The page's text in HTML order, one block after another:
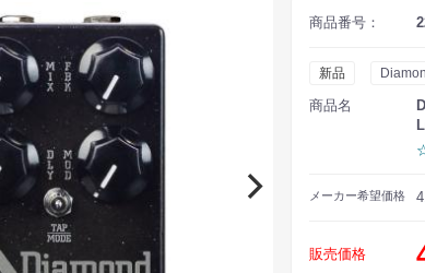
商品番号：
新品
商品名
メーカー希望価格
販売価格